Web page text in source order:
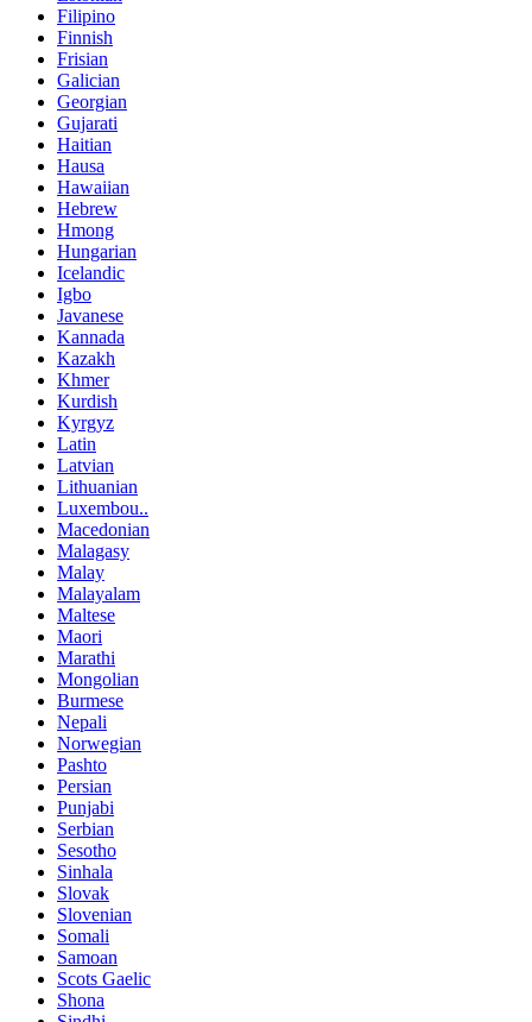
Filipino
Finnish
Frisian
Galician
Georgian
Gujarati
Haitian
Hausa
Hawaiian
Hebrew
Hmong
Hungarian
Icelandic
Igbo
Javanese
Kannada
Kazakh
Khmer
Kurdish
Kyrgyz
Latin
Latvian
Lithuanian
Luxembou..
Macedonian
Malagasy
Malay
Malayalam
Maltese
Maori
Marathi
Mongolian
Burmese
Nepali
Norwegian
Pashto
Persian
Punjabi
Serbian
Sesotho
Sinhala
Slovak
Slovenian
Somali
Samoan
Scots Gaelic
Shona